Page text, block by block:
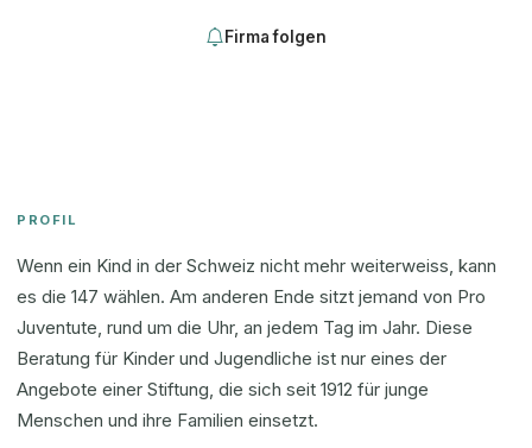
Firma folgen
PROFIL
Wenn ein Kind in der Schweiz nicht mehr weiterweiss, kann
es die 147 wählen. Am anderen Ende sitzt jemand von Pro
Juventute, rund um die Uhr, an jedem Tag im Jahr. Diese
Beratung für Kinder und Jugendliche ist nur eines der
Angebote einer Stiftung, die sich seit 1912 für junge
Menschen und ihre Familien einsetzt.